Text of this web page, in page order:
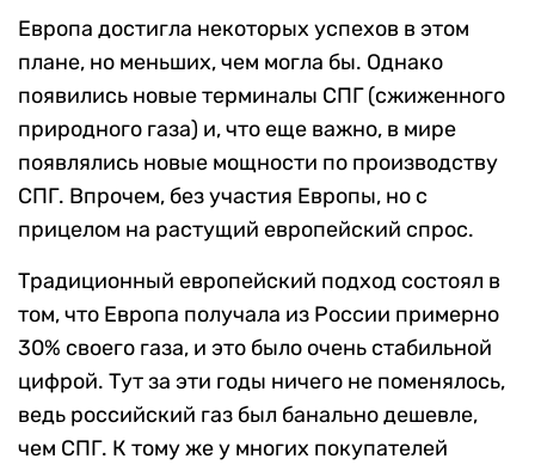
Европа достигла некоторых успехов в этом
плане, но меньших, чем могла бы. Однако
появились новые терминалы СПГ (сжиженного
природного газа) и, что еще важно, в мире
появлялись новые мощности по производству
СПГ. Впрочем, без участия Европы, но с
прицелом на растущий европейский спрос.
Традиционный европейский подход состоял в
том, что Европа получала из России примерно
30% своего газа, и это было очень стабильной
цифрой. Тут за эти годы ничего не поменялось,
ведь российский газ был банально дешевле,
чем СПГ. К тому же у многих покупателей